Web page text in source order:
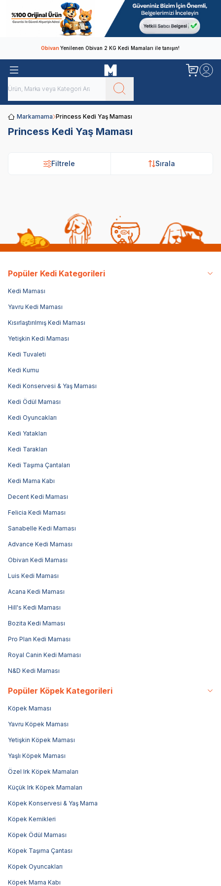
ObivanYenilenen Obivan 2 KG Kedi Mamaları ile tanışın!
Markamama Princess Kedi Yaş Maması
Princess Kedi Yaş Maması
Filtrele Sırala
Popüler Kedi Kategorileri
Kedi Maması
Yavru Kedi Maması
Kısırlaştırılmış Kedi Maması
Yetişkin Kedi Maması
Kedi Tuvaleti
Kedi Kumu
Kedi Konservesi & Yaş Maması
Kedi Ödül Maması
Kedi Oyuncakları
Kedi Yatakları
Kedi Tarakları
Kedi Taşıma Çantaları
Kedi Mama Kabı
Decent Kedi Maması
Felicia Kedi Maması
Sanabelle Kedi Maması
Advance Kedi Maması
Obivan Kedi Maması
Luis Kedi Maması
Acana Kedi Maması
Hill's Kedi Maması
Bozita Kedi Maması
Pro Plan Kedi Maması
Royal Canin Kedi Maması
N&D Kedi Maması
Popüler Köpek Kategorileri
Köpek Maması
Yavru Köpek Maması
Yetişkin Köpek Maması
Yaşlı Köpek Maması
Özel Irk Köpek Mamaları
Küçük Irk Köpek Mamaları
Köpek Konservesi & Yaş Mama
Köpek Kemikleri
Köpek Ödül Maması
Köpek Taşıma Çantası
Köpek Oyuncakları
Köpek Mama Kabı